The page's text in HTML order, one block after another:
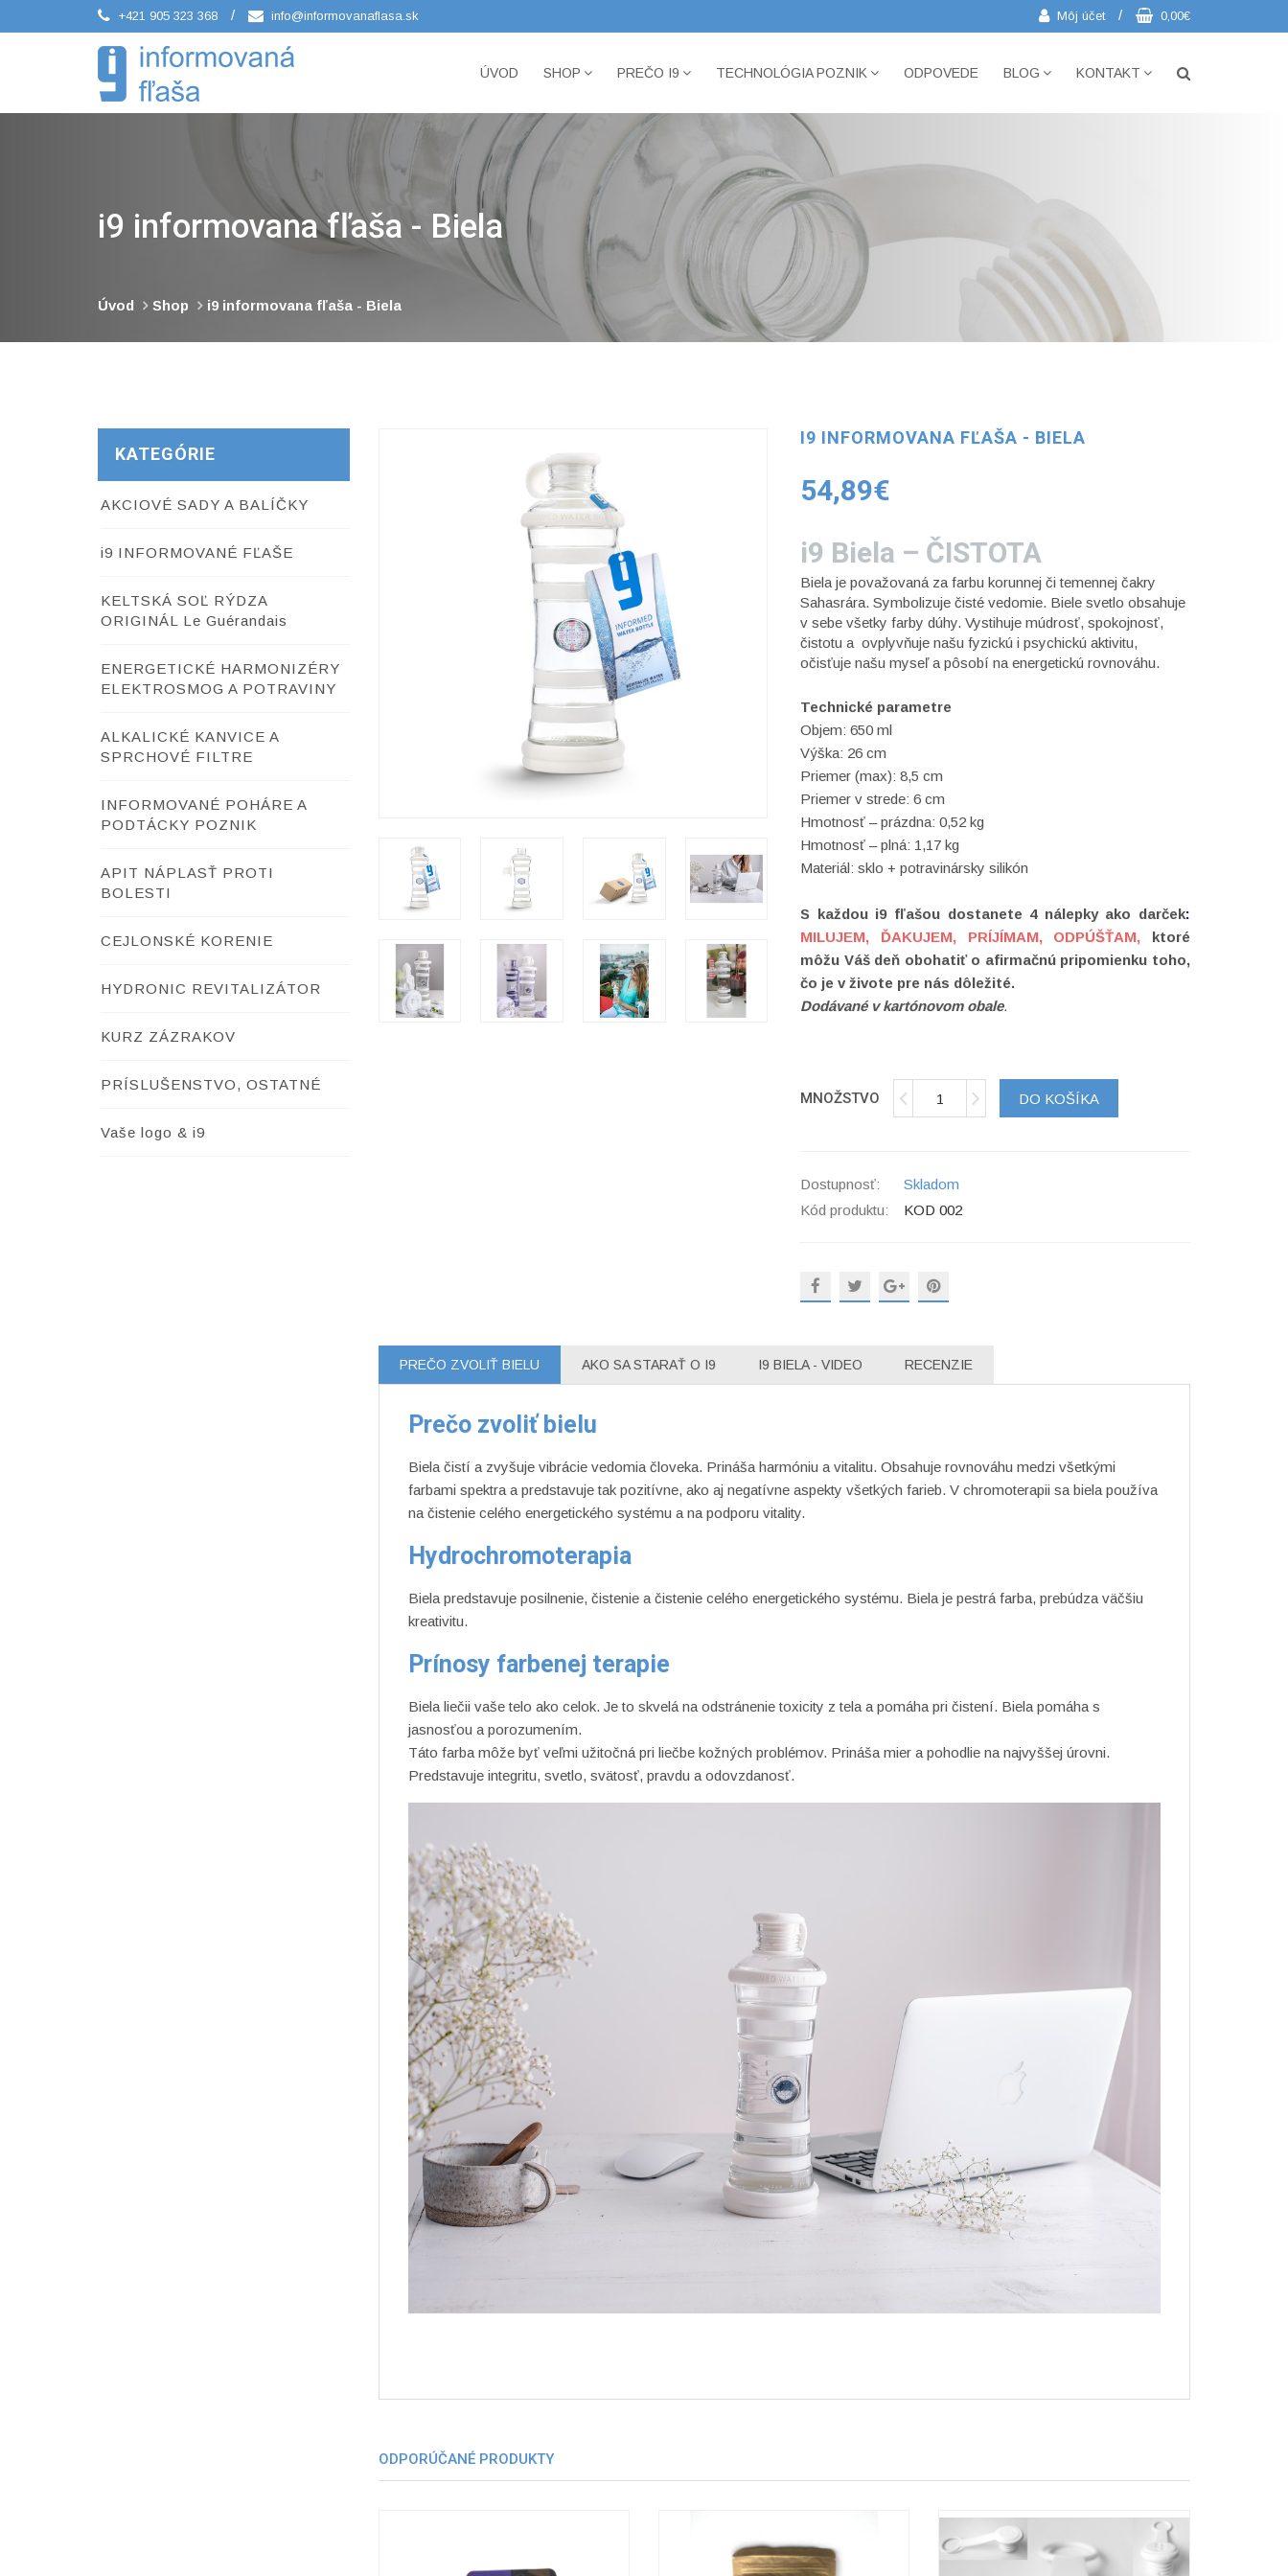
+421 905 323 368 / info@informovanaflasa.sk Môj účet / 0,00€
ÚVOD SHOP PREČO I9 TECHNOLÓGIA POZNIK ODPOVEDE BLOG KONTAKT
i9 informovana fľaša - Biela
Úvod Shop i9 informovana fľaša - Biela
KATEGÓRIE
AKCIOVÉ SADY A BALÍČKY
i9 INFORMOVANÉ FĽAŠE
KELTSKÁ SOĽ RÝDZA
ORIGINÁL Le Guérandais
ENERGETICKÉ HARMONIZÉRY
ELEKTROSMOG A POTRAVINY
ALKALICKÉ KANVICE A
SPRCHOVÉ FILTRE
INFORMOVANÉ POHÁRE A
PODTÁCKY POZNIK
APIT NÁPLASŤ PROTI
BOLESTI
CEJLONSKÉ KORENIE
HYDRONIC REVITALIZÁTOR
KURZ ZÁZRAKOV
PRÍSLUŠENSTVO, OSTATNÉ
Vaše logo & i9
I9 INFORMOVANA FĽAŠA - BIELA
54,89€
i9 Biela – ČISTOTA
Biela je považovaná za farbu korunnejči temennejčakry
Sahasrára. Symbolizuječisté vedomie. Biele svetlo obsahuje
v sebe všetky farby dúhy. Vystihuje múdrosť, spokojnosť,
čistotu aovplyvňuje našu fyzickú i psychickúaktivitu,
očisťuje našu myseľa pôsobí na energetickú rovnováhu.
Technické parametre
Objem: 650 ml
Výška: 26 cm
Priemer (max): 8,5 cm
Priemer v strede: 6 cm
Hmotnosť – prázdna: 0,52 kg
Hmotnosť – plná: 1,17 kg
Materiál: sklo + potravinársky silikón
S každou i9 fľašou dostanete 4 nálepky ako darček:
MILUJEM, ĎAKUJEM, PRÍJÍMAM, ODPÚŠŤAM, ktoré
môžu Váš deň obohatiť o afirmačnú pripomienku toho,
čo je v živote pre nás dôležité.
Dodávané v kartónovom obale.
MNOŽSTVO DO KOŠÍKA
Dostupnosť:
Skladom
Kód produktu:
KOD 002
PREČO ZVOLIŤ BIELU AKO SA STARAŤ O I9 I9 BIELA - VIDEO RECENZIE
Prečo zvoliť bielu
Biela čistí a zvyšuje vibrácie vedomia človeka. Prináša harmóniu a vitalitu. Obsahuje rovnováhu medzi všetkými
farbami spektra a predstavuje tak pozitívne, ako aj negatívne aspekty všetkých farieb. V chromoterapii sa biela používa
na čistenie celého energetického systému a na podporu vitality.
Hydrochromoterapia
Biela predstavuje posilnenie, čistenie a čistenie celého energetického systému. Biela je pestrá farba, prebúdza väčšiu
kreativitu.
Prínosy farbenej terapie
Biela liečii vaše telo ako celok. Je to skvelá na odstránenie toxicity z tela a pomáha pri čistení. Biela pomáha s
jasnosťou a porozumením.
Táto farba môže byť veľmi užitočná pri liečbe kožných problémov. Prináša mier a pohodlie na najvyššej úrovni.
Predstavuje integritu, svetlo, svätosť, pravdu a odovzdanosť.
ODPORÚČANÉ PRODUKTY